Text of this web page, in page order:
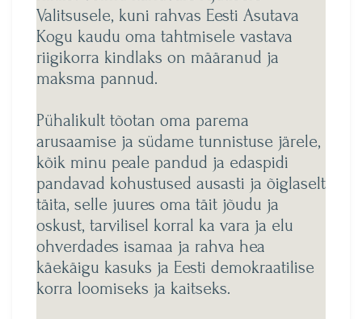
Valitsusele, kuni rahvas Eesti Asutava
Kogu kaudu oma tahtmisele vastava
riigikorra kindlaks on määranud ja
maksma pannud.
Pühalikult tõotan oma parema
arusaamise ja südame tunnistuse järele,
kõik minu peale pandud ja edaspidi
pandavad kohustused ausasti ja õiglaselt
täita, selle juures oma täit jõudu ja
oskust, tarvilisel korral ka vara ja elu
ohverdades isamaa ja rahva hea
käekäigu kasuks ja Eesti demokraatilise
korra loomiseks ja kaitseks.